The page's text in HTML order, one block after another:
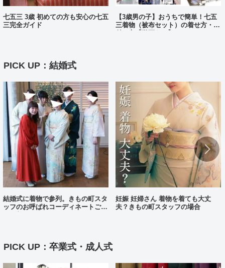
七五三 3歳 初めての方も安心の七五
三完全ガイド
【3歳男の子】おうちで簡単！七五
三着物（被布セット）の着せ方・着
PICK UP：結婚式
結婚式に着物で参列。きもの町スタ
ッフのお呼ばれコーディネートご紹
妊娠 妊婦さん 着物を着ても大丈
夫？きもの町スタッフの場合
PICK UP：卒業式・成人式